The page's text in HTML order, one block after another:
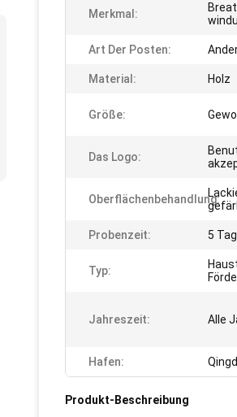
Merkmal:
Art Der Posten:
Material: Holz
Größe:
Das Logo:
Oberflächenbehandlung:
Probenzeit: 5
Typ:
Jahreszeit: Alle
Hafen:
Produkt-Beschreibung